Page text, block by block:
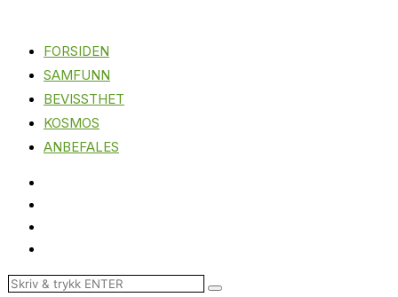
FORSIDEN
SAMFUNN
BEVISSTHET
KOSMOS
ANBEFALES